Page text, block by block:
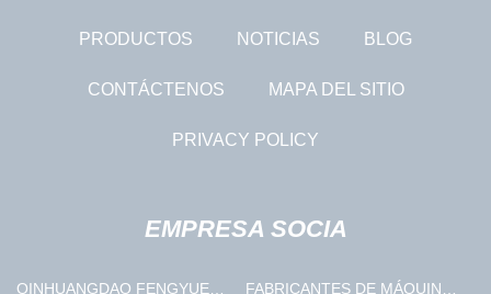
PRODUCTOS NOTICIAS BLOG
CONTÁCTENOS MAPA DEL SITIO
PRIVACY POLICY
EMPRESA SOCIA
QINHUANGDAO FENGYUE
FABRICANTES DE MÁQUINAS